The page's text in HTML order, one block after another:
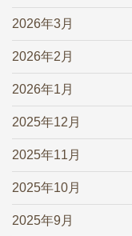
2026年3月
2026年2月
2026年1月
2025年12月
2025年11月
2025年10月
2025年9月